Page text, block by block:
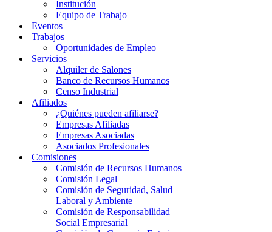
Institución
Equipo de Trabajo
Eventos
Trabajos
Oportunidades de Empleo
Servicios
Alquiler de Salones
Banco de Recursos Humanos
Censo Industrial
Afiliados
¿Quiénes pueden afiliarse?
Empresas Afiliadas
Empresas Asociadas
Asociados Profesionales
Comisiones
Comisión de Recursos Humanos
Comisión Legal
Comisión de Seguridad, Salud
Laboral y Ambiente
Comisión de Responsabilidad
Social Empresarial